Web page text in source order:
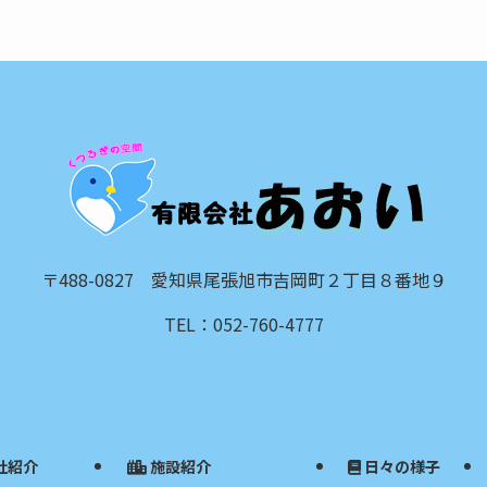
〒488-0827 愛知県尾張旭市吉岡町２丁目８番地９
TEL：052-760-4777
紹介 施設紹介 日々の様子